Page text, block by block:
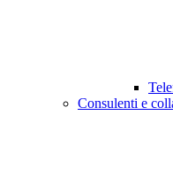
Consulenti e